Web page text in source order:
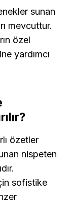
sunan
mevcuttur.
özel
yardımcı
özetler
nispeten
sofistike